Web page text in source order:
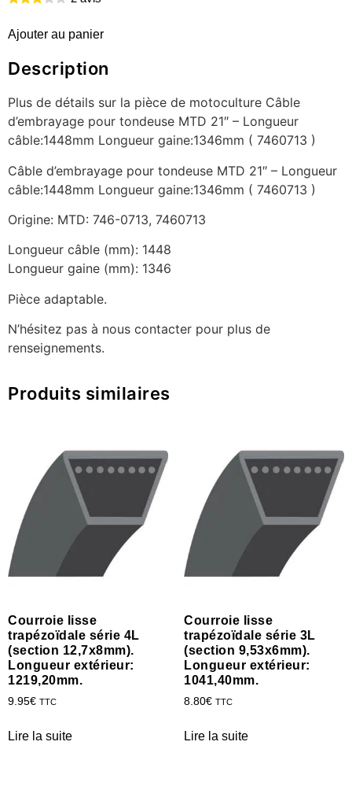
Ajouter au panier
Description
Plus de détails sur la pièce de motoculture Câble
d’embrayage pour tondeuse MTD 21″ – Longueur
câble:1448mm Longueur gaine:1346mm ( 7460713 )
Câble d’embrayage pour tondeuse MTD 21″ – Longueur
câble:1448mm Longueur gaine:1346mm ( 7460713 )
Origine: MTD: 746-0713, 7460713
Longueur câble (mm): 1448
Longueur gaine (mm): 1346
Pièce adaptable.
N’hésitez pas à nous contacter pour plus de
renseignements.
Produits similaires
Courroie lisse
trapézoïdale série 4L
(section 12,7x8mm).
Longueur extérieur:
1219,20mm.
9.95€ TTC
Lire la suite
Courroie lisse
trapézoïdale série 3L
(section 9,53x6mm).
Longueur extérieur:
1041,40mm.
8.80€ TTC
Lire la suite